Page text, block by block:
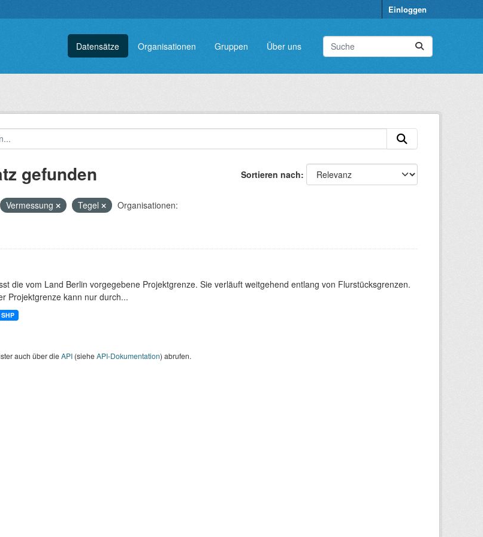
Einloggen
Datensätze Organisationen Gruppen Über uns
Sortieren nach
gefunden
Vermessung Tegel
Organisationen:
die vom Land Berlin vorgegebene Projektgrenze. Sie verläuft weitgehend entlang von Flurstücksgrenzen.
Projektgrenze kann nur durch...
SHP
auch über dieAPI(sieheAPI-Dokumentation) abrufen.